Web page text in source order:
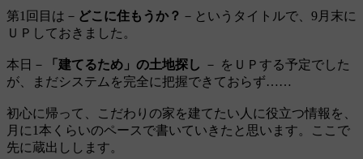
第1回目は－ どこに住もうか？ －というタイトルで、9月末に
ＵＰしておきました。
本日－ 「建てるため」の土地探し － をＵＰする予定でした
が、まだシステムを完全に把握できておらず……
初心に帰って、こだわりの家を建てたい人に役立つ情報を、
月に1本くらいのペースで書いていきたと思います。ここで
先に蔵出しします。